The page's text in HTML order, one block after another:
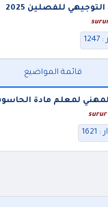
للفصلين 2025
قائمة المواضيع
لمعلم مادة الحاسوب
surur